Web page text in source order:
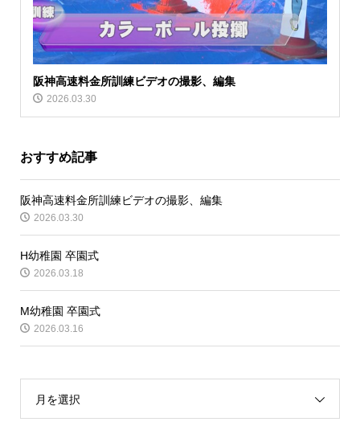
阪神高速料金所訓練ビデオの撮影、編集
2026.03.30
おすすめ記事
阪神高速料金所訓練ビデオの撮影、編集
2026.03.30
H幼稚園 卒園式
2026.03.18
M幼稚園 卒園式
2026.03.16
月を選択